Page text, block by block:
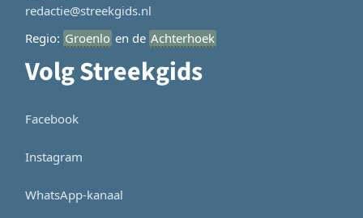
redactie@streekgids.nl
Regio: Groenlo en de Achterhoek
Volg Streekgids
Facebook
Instagram
WhatsApp-kanaal